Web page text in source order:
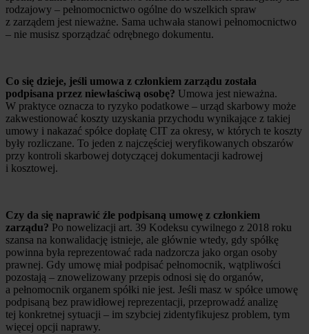
rodzajowy – pełnomocnictwo ogólne do wszelkich spraw
z zarządem jest nieważne. Sama uchwała stanowi pełnomocnictwo
– nie musisz sporządzać odrębnego dokumentu.
Co się dzieje, jeśli umowa z członkiem zarządu została
podpisana przez niewłaściwą osobę? Umowa jest nieważna.
W praktyce oznacza to ryzyko podatkowe – urząd skarbowy może
zakwestionować koszty uzyskania przychodu wynikające z takiej
umowy i nakazać spółce dopłatę CIT za okresy, w których te koszty
były rozliczane. To jeden z najczęściej weryfikowanych obszarów
przy kontroli skarbowej dotyczącej dokumentacji kadrowej
i kosztowej.
Czy da się naprawić źle podpisaną umowę z członkiem
zarządu? Po nowelizacji art. 39 Kodeksu cywilnego z 2018 roku
szansa na konwalidację istnieje, ale głównie wtedy, gdy spółkę
powinna była reprezentować rada nadzorcza jako organ osoby
prawnej. Gdy umowę miał podpisać pełnomocnik, wątpliwości
pozostają – znowelizowany przepis odnosi się do organów,
a pełnomocnik organem spółki nie jest. Jeśli masz w spółce umowę
podpisaną bez prawidłowej reprezentacji, przeprowadź analizę
tej konkretnej sytuacji – im szybciej zidentyfikujesz problem, tym
więcej opcji naprawy.